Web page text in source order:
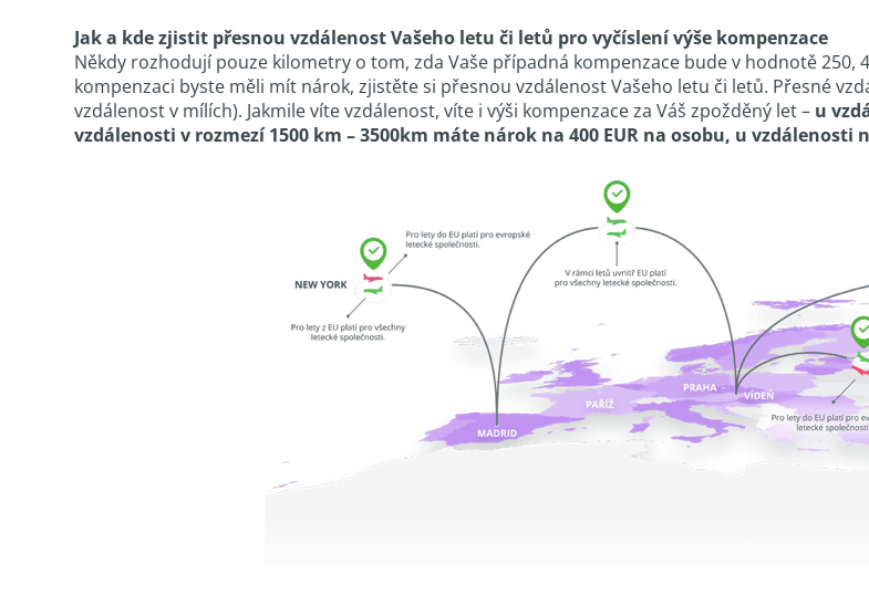
Jak a kde zjistit přesnou vzdálenost Vašeho letu či letů pro vyčíslení výše kompenzace
Někdy rozhodují pouze kilometry o tom, zda Vaše případná kompenzace bude v hodnotě 250,
kompenzaci byste měli mít nárok, zjistěte si přesnou vzdálenost Vašeho letu či letů. Přesné
vzdálenost v mílích). Jakmile víte vzdálenost, víte i výši kompenzace za Váš zpožděný let – u
vzdálenosti v rozmezí 1500 km – 3500km máte nárok na 400 EUR na osobu, u vzdálenosti